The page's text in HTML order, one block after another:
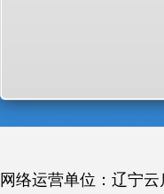
网络运营单位：辽宁